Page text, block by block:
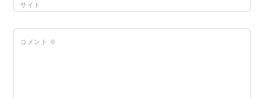
サイト
コメント ※